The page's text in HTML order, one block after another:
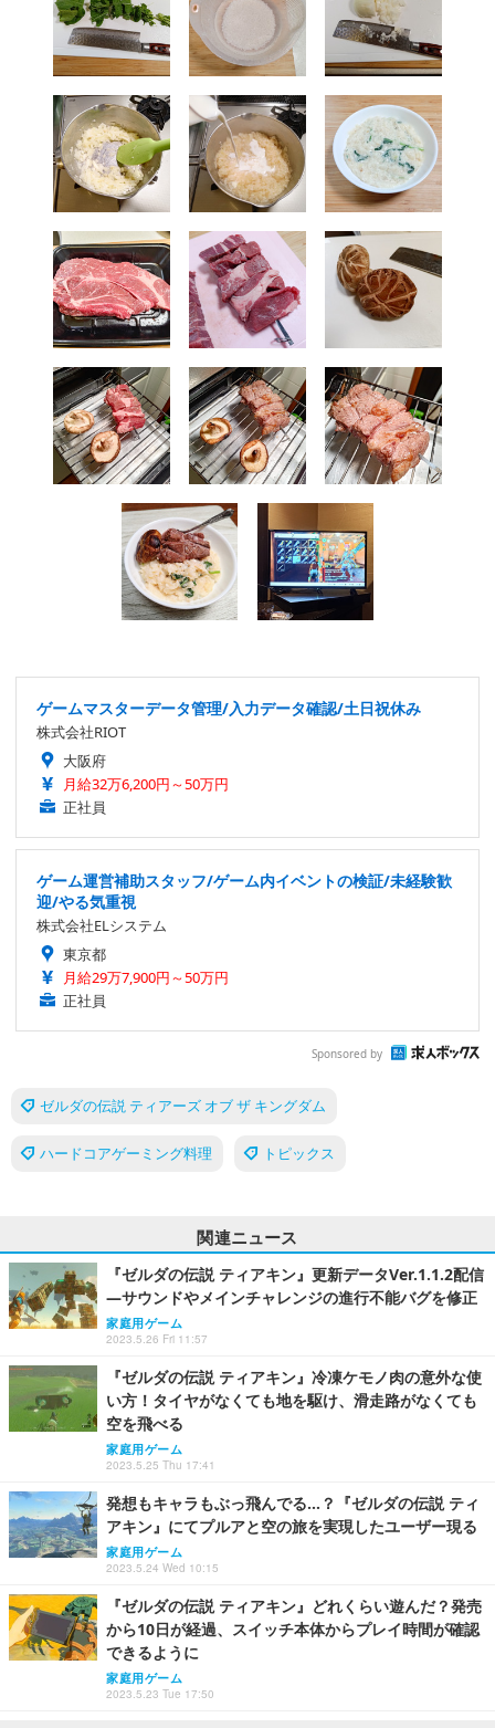
ゲームマスターデータ管理/入力データ確認/土日祝休み
株式会社RIOT
大阪府
月給32万6,200円～50万円
正社員
ゲーム運営補助スタッフ/ゲーム内イベントの検証/未経験歓
迎/やる気重視
株式会社ELシステム
東京都
月給29万7,900円～50万円
正社員
Sponsored by
ゼルダの伝説 ティアーズ オブ ザ キングダム
ハードコアゲーミング料理 トピックス
関連ニュース
『ゼルダの伝説 ティアキン』更新データVer.1.1.2配信
―サウンドやメインチャレンジの進行不能バグを修正
家庭用ゲーム
2023.5.26 Fri 11:57
『ゼルダの伝説 ティアキン』冷凍ケモノ肉の意外な使
い方！タイヤがなくても地を駆け、滑走路がなくても
空を飛べる
家庭用ゲーム
2023.5.25 Thu 17:41
発想もキャラもぶっ飛んでる…？『ゼルダの伝説 ティ
アキン』にてプルアと空の旅を実現したユーザー現る
家庭用ゲーム
2023.5.24 Wed 10:15
『ゼルダの伝説 ティアキン』どれくらい遊んだ？発売
から10日が経過、スイッチ本体からプレイ時間が確認
できるように
家庭用ゲーム
2023.5.23 Tue 17:50